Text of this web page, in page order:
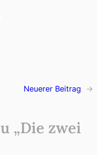
Neuerer Beitrag →
„Die zwei